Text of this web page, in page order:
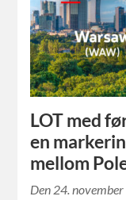
LOT med
en
mellom
Den 24.